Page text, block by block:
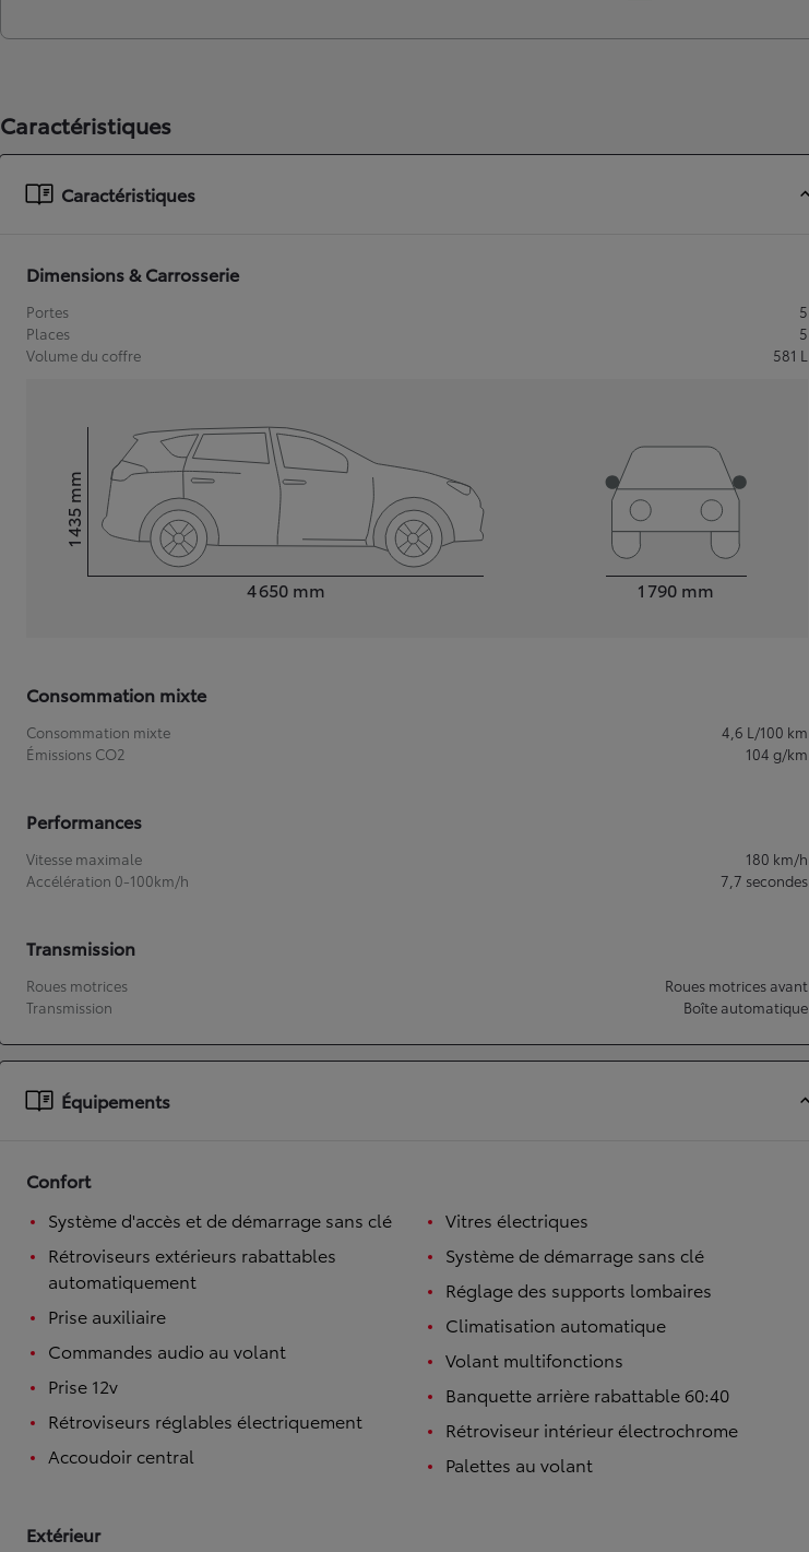
À partir de 19 700 €
Nouvelle Yaris Cross
HYBRIDE
Caractéristiques
Caractéristiques
Dimensions & Carrosserie
Portes
5
Places
5
Volume du coffre
581 L
4 650 mm
Hauteur1 435
mm
1 790 mm
Consommation mixte
Consommation mixte 4,6 L/100 km
Émissions CO2
104 g/km
Performances
Vitesse maximale 180 km/h
Accélération 0-100km/h
7,7 secondes
Transmission
Roues motrices
Roues motrices avant
Transmission
Boîte automatique
Équipements
Confort
Système d'accès et de démarrage sans clé
Rétroviseurs extérieurs rabattables
automatiquement
Prise auxiliaire
Commandes audio au volant
Prise 12v
Rétroviseurs réglables électriquement
Accoudoir central
Vitres électriques
Système de démarrage sans clé
Réglage des supports lombaires
Climatisation automatique
Volant multifonctions
Banquette arrière rabattable 60:40
Rétroviseur intérieur électrochrome
Palettes au volant
Extérieur